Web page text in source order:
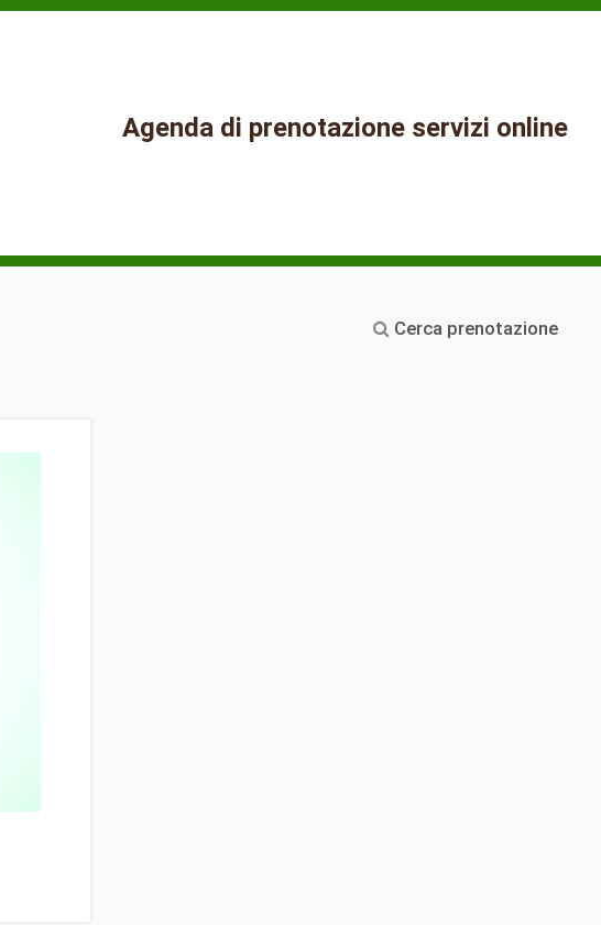
Agenda di prenotazione servizi online
Cerca prenotazione